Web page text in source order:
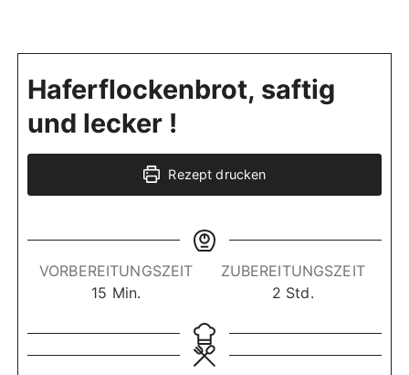
Haferflockenbrot, saftig
und lecker !
Rezept drucken
VORBEREITUNGSZEIT
15 M
n
u
Min.
ZUBEREITUNGSZEIT
2S
u
n
Std.